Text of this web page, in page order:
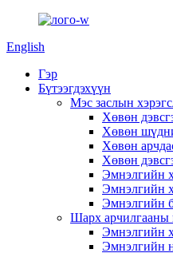
English
Гэр
Бүтээгдэхүүн
Мэс заслын
Хөвөн
Хөвөн
Хөвөн
Хөвөн
Эмнэлгийн
Эмнэлгийн
Эмнэлгийн
Шарх арчилгааны
Эмнэлгийн
Эмнэлгийн